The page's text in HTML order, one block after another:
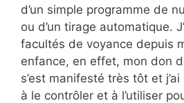
d’un simple programme de
ou d’un tirage automatique.
facultés de voyance depuis
enfance, en effet, mon don
s’est manifesté très tôt et
à le contrôler et à l’utiliser